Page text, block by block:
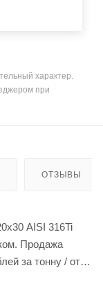
характер.
при
ОТЗЫВЫ
AISI 316Ti
Продажа
за тонну / от